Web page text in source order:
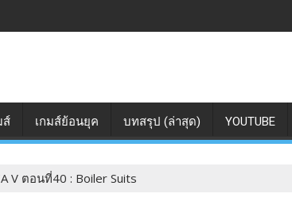
ส์ เกมส์ย้อนยุค บทสรุป (ล่าสุด) YOUTUBE
V ตอนที่40 : Boiler Suits